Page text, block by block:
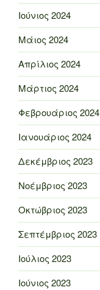
Ιούνιος 2024
Μάιος 2024
Απρίλιος 2024
Μάρτιος 2024
Φεβρουάριος 2024
Ιανουάριος 2024
Δεκέμβριος 2023
Νοέμβριος 2023
Οκτώβριος 2023
Σεπτέμβριος 2023
Ιούλιος 2023
Ιούνιος 2023